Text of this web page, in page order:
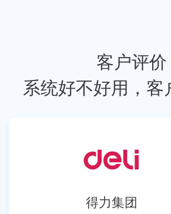
客户评价
系统好不好用，客
得力集团